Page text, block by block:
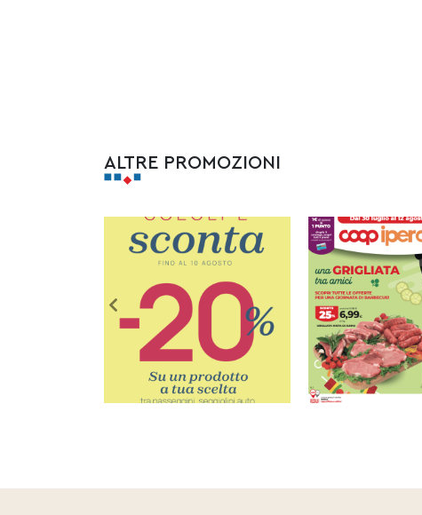
ALTRE PROMOZIONI